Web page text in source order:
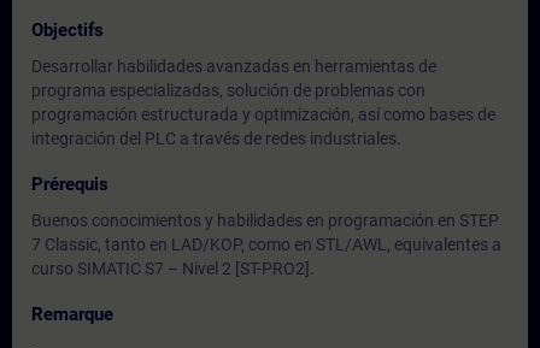
Objectifs
Desarrollar habilidades avanzadas en herramientas de
programa especializadas, solución de problemas con
programación estructurada y optimización, así como bases de
integración del PLC a través de redes industriales.
Prérequis
Buenos conocimientos y habilidades en programación en STEP
7 Classic, tanto en LAD/KOP, como en STL/AWL, equivalentes a
curso SIMATIC S7 – Nivel 2 [ST-PRO2].
Remarque